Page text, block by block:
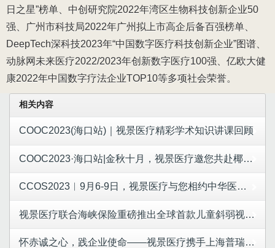
日之星”榜单、中创研究院2022年湾区生物科技创新企业50
强、广州市科技局2022年广州拟上市高企后备百强榜单、
DeepTech深科技2023年“中国数字医疗科技创新企业”图谱、
动脉网未来医疗2022/2023年创新数字医疗100强、亿欧大健
康2022年中国数字疗法企业TOP10等多项社会荣誉。
相关内容
COOC2023(海口站)｜视景医疗精彩学术知识讲课回顾
COOC2023·海口站|金秋十月，视景医疗邀您共赴椰城眼科学术盛会！
CCOS2023︱9月6-9日，视景医疗与您相约中华医学会第二十七次全国眼科学术大会
视景医疗联合海峡保险重磅推出全球首款儿童斜弱视疗效险——多视保
怀赤诚之心，践企业使命——视景医疗携手上海普瑞公益基金会，为儿童眼病救助项目捐赠50万元